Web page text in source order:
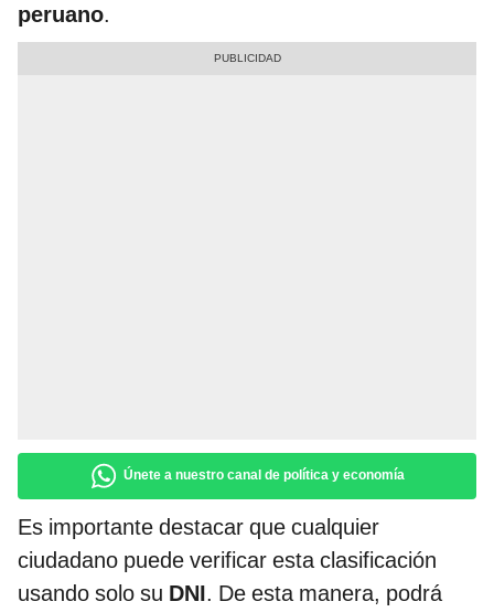
peruano.
Únete a nuestro canal de política y economía
Es importante destacar que cualquier
ciudadano puede verificar esta clasificación
usando solo su DNI. De esta manera, podrá